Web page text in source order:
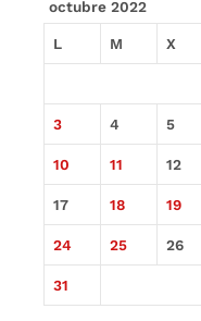
octubre 2022
L M X
3 4 5
10 11 12
17 18 19
24 25 26
31